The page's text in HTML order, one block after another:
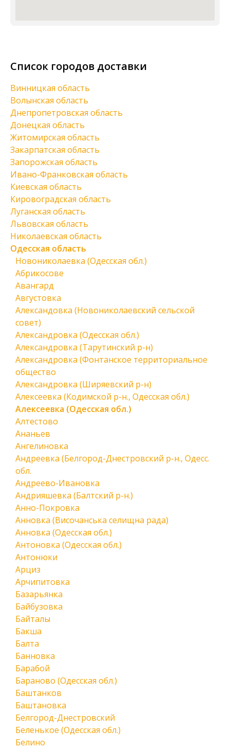
Список городов доставки
Винницкая область
Волынская область
Днепропетровская область
Донецкая область
Житомирская область
Закарпатская область
Запорожская область
Ивано-Франковская область
Киевская область
Кировоградская область
Луганская область
Львовская область
Николаевская область
Одесская область
Новониколаевка (Одесская обл.)
Абрикосове
Авангард
Августовка
Александовка (Новониколаевский сельской
совет)
Александровка (Одесская обл.)
Александровка (Тарутинский р-н)
Александровка (Фонтанское территориальное
общество
Александровка (Ширяевский р-н)
Алексеевка (Кодимской р-н., Одесская обл.)
Алексеевка (Одесская обл.)
Алтестово
Ананьев
Ангелиновка
Андреевка (Белгород-Днестровский р-н., Одесс.
обл.
Андреево-Ивановка
Андрияшевка (Балтский р-н.)
Анно-Покровка
Анновка (Височанська селищна рада)
Анновка (Одесская обл.)
Антоновка (Одесская обл.)
Антонюки
Арциз
Арчипитовка
Базарьянка
Байбузовка
Байталы
Бакша
Балта
Банновка
Барабой
Бараново (Одесская обл.)
Баштанков
Баштановка
Белгород-Днестровский
Беленькое (Одесская обл.)
Белино